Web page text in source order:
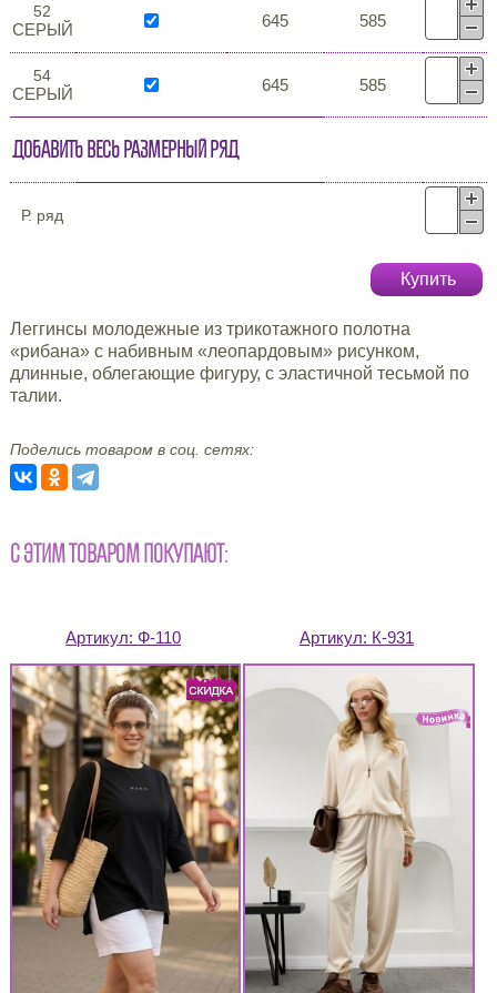
52
СЕРЫЙ 645 585
54
СЕРЫЙ 645 585
Добавить весь размерный ряд
Р. ряд
Купить
Леггинсы молодежные из трикотажного полотна
«рибана» с набивным «леопардовым» рисунком,
длинные, облегающие фигуру, с эластичной тесьмой по
талии.
Поделись товаром в соц. сетях:
С ЭТИМ ТОВАРОМ ПОКУПАЮТ:
Артикул:Ф-110 Артикул: К-931